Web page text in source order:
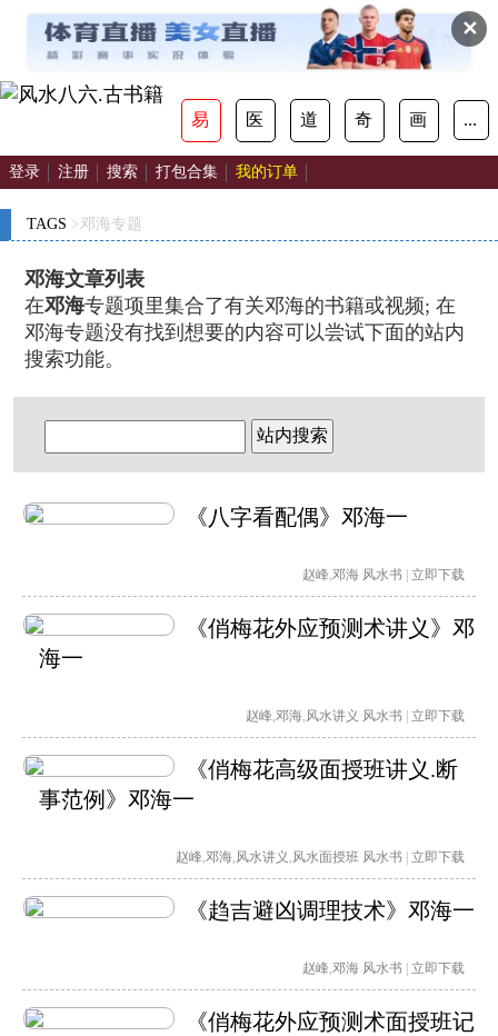
✕
易 医 道 奇 画 ...
登录 注册 搜索 打包合集 我的订单
TAGS >邓海专题
邓海文章列表
在邓海专题项里集合了有关邓海的书籍或视频; 在
邓海专题没有找到想要的内容可以尝试下面的站内
搜索功能。
站内搜索
《八字看配偶》邓海一
赵峰,邓海 风水书 立即下载
《俏梅花外应预测术讲义》邓
海一
赵峰,邓海,风水讲义 风水书 立即下载
《俏梅花高级面授班讲义.断
事范例》邓海一
赵峰,邓海,风水讲义 ,风水面授班 风水书 立即下载
《趋吉避凶调理技术》邓海一
赵峰,邓海 风水书 立即下载
《俏梅花外应预测术面授班记